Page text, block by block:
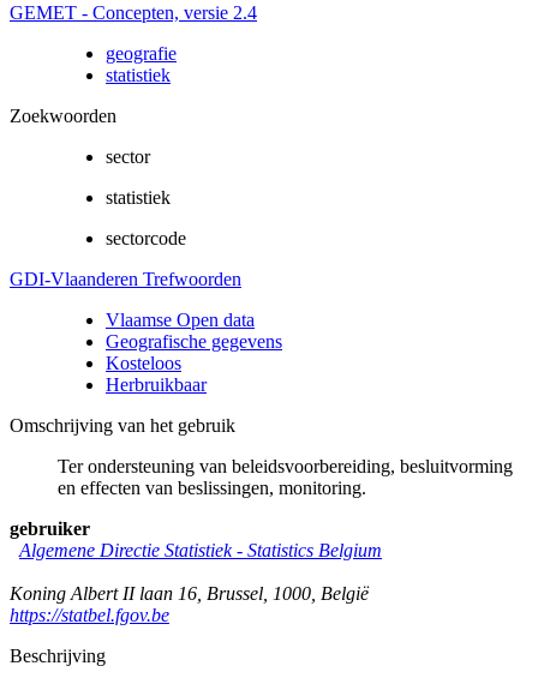
GEMET - Concepten, versie 2.4
geografie
statistiek
Zoekwoorden
sector
statistiek
sectorcode
GDI-Vlaanderen Trefwoorden
Vlaamse Open data
Geografische gegevens
Kosteloos
Herbruikbaar
Omschrijving van het gebruik
Ter ondersteuning van beleidsvoorbereiding, besluitvorming
en effecten van beslissingen, monitoring.
gebruiker
Algemene Directie Statistiek - Statistics Belgium
Koning Albert II laan 16 Brussel 1000 België
https://statbel.fgov.be
Beschrijving